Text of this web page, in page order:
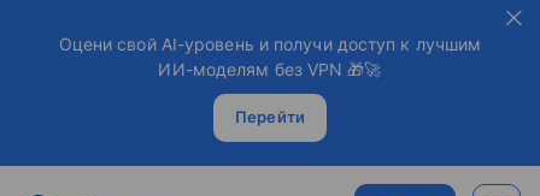
Оцени свой AI-уровень и получи доступ к лучшим
ИИ-моделям без VPN 🎁🚀
Перейти